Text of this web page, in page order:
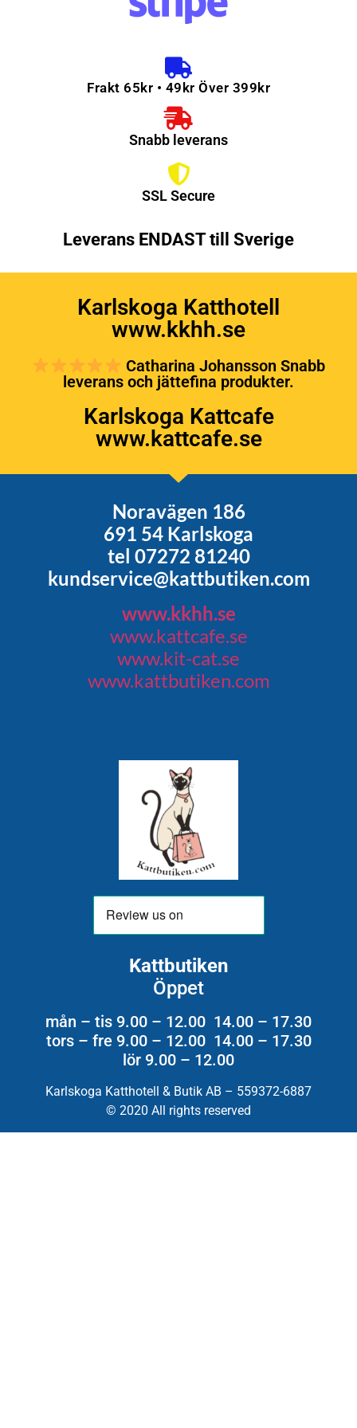
Frakt 65kr • 49kr Över 399kr
Snabb leverans
SSL Secure
Leverans ENDAST till Sverige
Karlskoga Katthotell
www.kkhh.se
Catharina Johansson Snabb
leverans och jättefina produkter.
Karlskoga Kattcafe
www.kattcafe.se
Noravägen 186
691 54 Karlskoga
tel 07272 81240
kundservice@kattbutiken.com
www.kkhh.se
www.kattcafe.se
www.kit-cat.se
www.kattbutiken.com
Kattbutiken
Öppet
mån – tis 9.00 – 12.00 14.00 – 17.30
tors – fre 9.00 – 12.00 14.00 – 17.30
lör 9.00 – 12.00
Karlskoga Katthotell & Butik AB – 559372-6887
© 2020 All rights reserved